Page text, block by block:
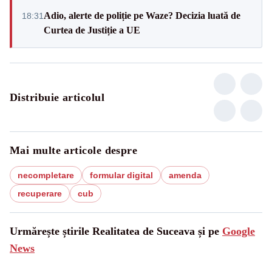
18:31 Adio, alerte de poliție pe Waze? Decizia luată de
Curtea de Justiție a UE
Distribuie articolul
Mai multe articole despre
necompletare formular digital
amenda
recuperare
cub
Urmărește știrile Realitatea de Suceava și pe Google
News